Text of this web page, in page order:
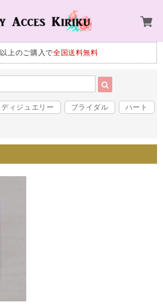
上のご購入で全国送料無料
ィジュエリー ブライダル
ハート